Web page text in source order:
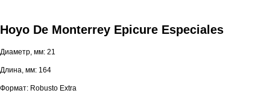
Hoyo De Monterrey Epicure Especiales
Диаметр, мм: 21
Длина, мм: 164
Формат: Robusto Extra